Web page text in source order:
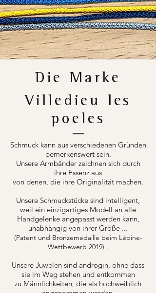
Die Marke
Villedieu les
poeles
Schmuck kann aus verschiedenen Gründen
bemerkenswert sein.
Unsere Armbänder zeichnen sich durch
ihre Essenz aus
von denen, die ihre Originalität machen.
Unsere Schmuckstücke sind intelligent,
weil ein einzigartiges Modell an alle
Handgelenke angepasst werden kann,
unabhängig von ihrer Größe ...
(Patent und Bronzemedaille beim Lépine-
Wettbewerb 2019) .
Unsere Juwelen sind androgin, ohne dass
sie im Weg stehen und entkommen
zu Männlichkeiten, die als hochweiblich